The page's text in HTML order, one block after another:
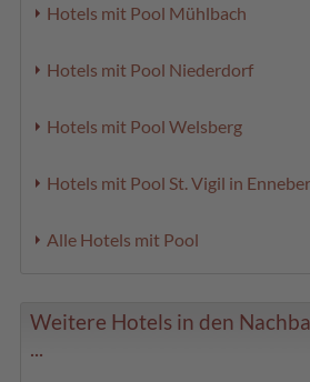
Hotels mit Pool Mühlbach
Hotels mit Pool Niederdorf
Hotels mit Pool Welsberg
Hotels mit Pool St. Vigil in
Alle Hotels mit Pool
Weitere Hotels in den
...